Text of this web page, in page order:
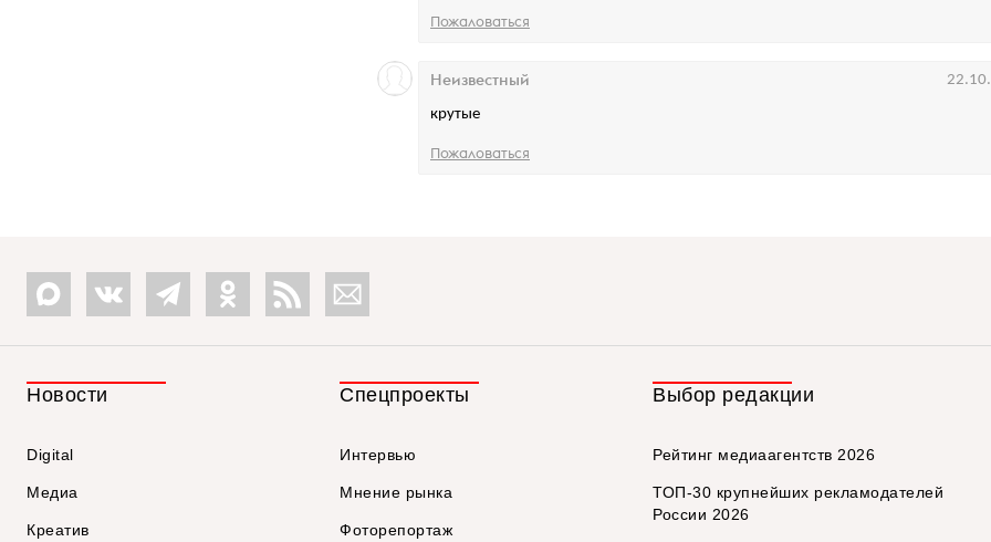
Пожаловаться
крутые
Неизвестный
Пожаловаться
Новости
Digital
Медиа
Креатив
Спецпроекты
Интервью
Мнение рынка
Фоторепортаж
Выбор редакции
Рейтинг медиаагентств 2026
ТОП-30 крупнейших рекламодателей
России 2026